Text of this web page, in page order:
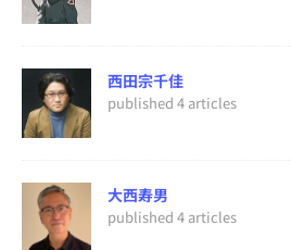
西田宗千佳
published 4 articles
大西寿男
published 4 articles